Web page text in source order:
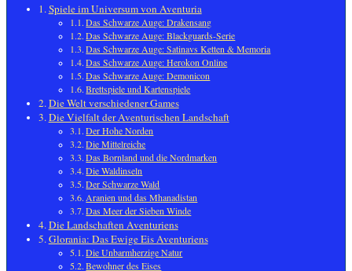
Spiele im Universum von Aventuria
Das Schwarze Auge: Drakensang
Das Schwarze Auge: Blackguards-Serie
Das Schwarze Auge: Satinavs Ketten & Memoria
Das Schwarze Auge: Herokon Online
Das Schwarze Auge: Demonicon
Brettspiele und Kartenspiele
Die Welt verschiedener Games
Die Vielfalt der Aventurischen Landschaft
Der Hohe Norden
Die Mittelreiche
Das Bornland und die Nordmarken
Die Waldinseln
Der Schwarze Wald
Aranien und das Mhanadistan
Das Meer der Sieben Winde
Die Landschaften Aventuriens
Glorania: Das Ewige Eis Aventuriens
Die Unbarmherzige Natur
Bewohner des Eises